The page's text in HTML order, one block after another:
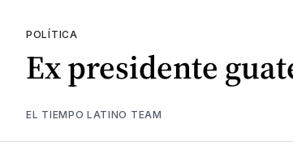
POLÍTICA
Ex presidente
EL TIEMPO LATINO TEAM